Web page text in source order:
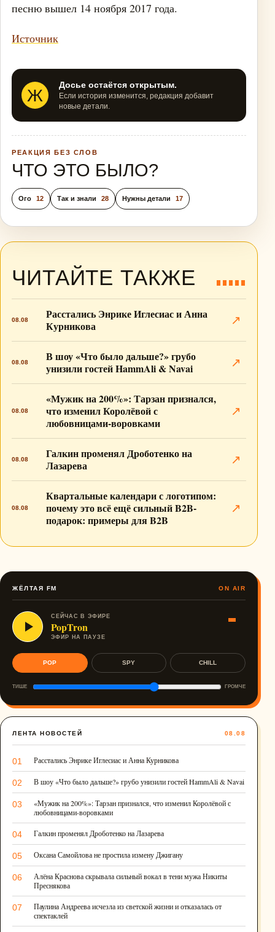
песню вышел 14 ноября 2017 года.
Источник
Ж
Досье остаётся открытым.
Если история изменится, редакция добавит
новые детали.
РЕАКЦИЯ БЕЗ СЛОВ
ЧТО ЭТО БЫЛО?
Ого 12 Так и знали 28 Нужны детали 17
ЧИТАЙТЕ ТАКЖЕ
08.08
Расстались Энрике Иглесиас и Анна
Курникова
↗
08.08
В шоу «Что было дальше?» грубо
унизили гостей HammAli & Navai
↗
08.08
«Мужик на 200%»: Тарзан признался,
что изменил Королёвой с
любовницами-воровками
↗
08.08
Галкин променял Дроботенко на
Лазарева
↗
08.08
Квартальные календари с логотипом:
почему это всё ещё сильный B2B-
подарок: примеры для B2B
↗
ЖЁЛТАЯ FM ON AIR
СЕЙЧАС В ЭФИРЕ
PopTron
ЭФИР НА ПАУЗЕ
POP SPY CHILL
ТИШЕ ГРОМЧЕ
ЛЕНТА НОВОСТЕЙ 08.08
01 Расстались Энрике Иглесиас и Анна Курникова
02 В шоу «Что было дальше?» грубо унизили гостей HammAli & Navai
03
«Мужик на 200%»: Тарзан признался, что изменил Королёвой с
любовницами-воровками
04 Галкин променял Дроботенко на Лазарева
05 Оксана Самойлова не простила измену Джигану
06
Алёна Краснова скрывала сильный вокал в тени мужа Никиты
Преснякова
07
Паулина Андреева исчезла из светской жизни и отказалась от
спектаклей